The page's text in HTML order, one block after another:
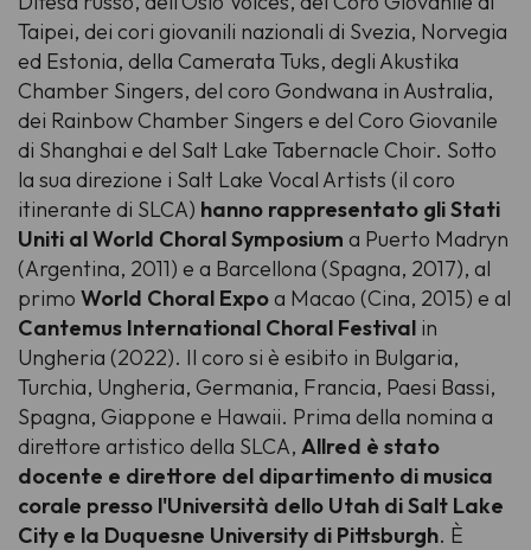
Taipei, dei cori giovanili nazionali di Svezia, Norvegia
ed Estonia, della Camerata Tuks, degli Akustika
Chamber Singers, del coro Gondwana in Australia,
dei Rainbow Chamber Singers e del Coro Giovanile
di Shanghai e del Salt Lake Tabernacle Choir. Sotto
la sua direzione i Salt Lake Vocal Artists (il coro
itinerante di SLCA) hanno rappresentato gli Stati
Uniti al World Choral Symposium a Puerto Madryn
(Argentina, 2011) e a Barcellona (Spagna, 2017), al
primo World Choral Expoa Macao (Cina, 2015) e al
Cantemus International Choral Festival in
Ungheria (2022). Il coro si è esibito in Bulgaria,
Turchia, Ungheria, Germania, Francia, Paesi Bassi,
Spagna, Giappone e Hawaii. Prima della nomina a
direttore artistico della SLCA, Allred è stato
docente e direttore del dipartimento di musica
corale presso l'Università dello Utah di Salt Lake
City e la Duquesne University di Pittsburgh. È